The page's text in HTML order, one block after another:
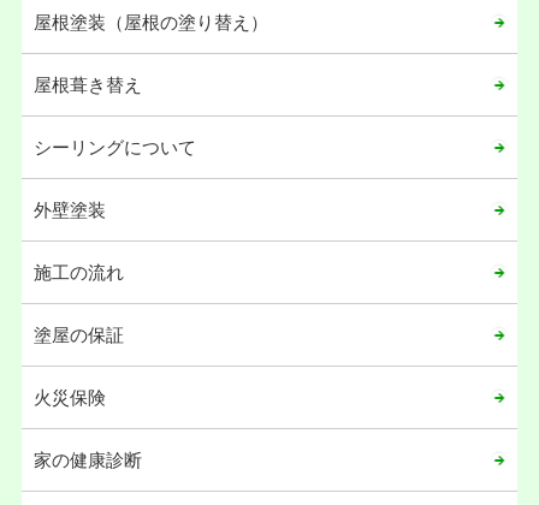
屋根塗装（屋根の塗り替え）
屋根葺き替え
シーリングについて
外壁塗装
施工の流れ
塗屋の保証
火災保険
家の健康診断